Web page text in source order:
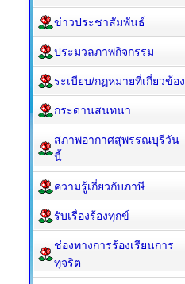
ข่าวประชาสัมพันธ์
ประมวลภาพกิจกรรม
ระเบียบ/กฏหมายที่เกี่ยวข้อง
กระดานสนทนา
สภาพอากาศสุพรรณบุรีวัน
นี้
ความรู้เกี่ยวกับภาษี
รับเรื่องร้องทุกข์
ช่องทางการร้องเรียนการ
ทุจริต